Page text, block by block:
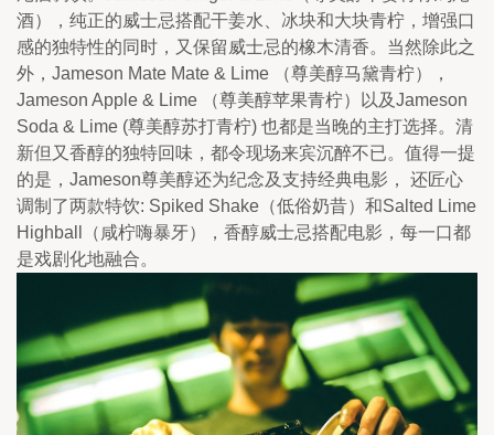
酒），纯正的威士忌搭配干姜水、冰块和大块青柠，增强口
感的独特性的同时，又保留威士忌的橡木清香。当然除此之
外，Jameson Mate Mate & Lime （尊美醇马黛青柠），
Jameson Apple & Lime （尊美醇苹果青柠）以及Jameson
Soda & Lime (尊美醇苏打青柠) 也都是当晚的主打选择。清
新但又香醇的独特回味，都令现场来宾沉醉不已。值得一提
的是，Jameson尊美醇还为纪念及支持经典电影， 还匠心
调制了两款特饮: Spiked Shake（低俗奶昔）和Salted Lime
Highball（咸柠嗨暴牙），香醇威士忌搭配电影，每一口都
是戏剧化地融合。